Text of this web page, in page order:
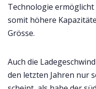
Technologie
somit höhere
Grösse.
Auch die
den letzten Jahren nur